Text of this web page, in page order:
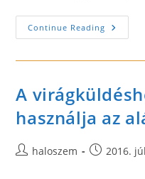
Continue Reading Szolnok
Friss
–
A
használja az
Posthaloszem
Post2016.